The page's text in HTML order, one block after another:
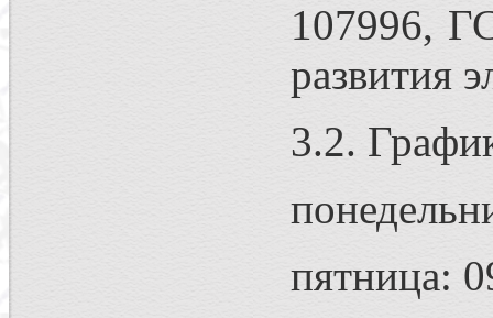
107996,
развития
3.2.
пятница: